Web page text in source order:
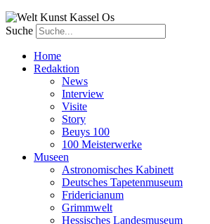
Suche
Home
Redaktion
News
Interview
Visite
Story
Beuys 100
100 Meisterwerke
Museen
Astronomisches Kabinett
Deutsches Tapetenmuseum
Fridericianum
Grimmwelt
Hessisches Landesmuseum